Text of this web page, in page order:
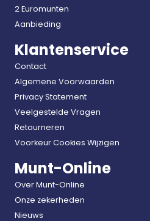
2 Euromunten
Aanbieding
Klantenservice
Contact
Algemene Voorwaarden
Privacy Statement
Veelgestelde Vragen
Retourneren
Voorkeur Cookies Wijzigen
Munt-Online
Over Munt-Online
Onze zekerheden
Nieuws